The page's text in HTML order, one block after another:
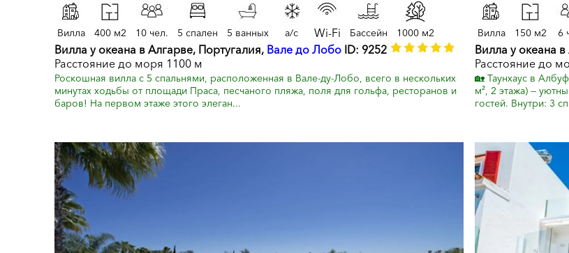
Вилла 400 м2 10 чел. 5 спален 5 ванных a/c Wi-Fi Бассейн 1000 м2
Вилла у океана в Алгарве, Португалия, Вале до Лобо ID: 9252
Расстояние до моря 1100 м
Роскошная вилла с 5 спальнями, расположенная в Вале-ду-Лобо, всего в нескольких
минутах ходьбы от площади Праса, песчаного пляжа, поля для гольфа, ресторанов и
баров! На первом этаже этого элеган...
Вилла 150 м2 6
Вилла у океана
Расстояние до
🏡 Таунхаус в
м², 2 этажа) —
гостей. Внутри: 3